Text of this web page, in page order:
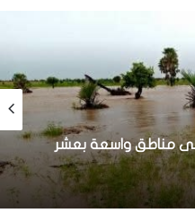
مناطق واسعة بعشر